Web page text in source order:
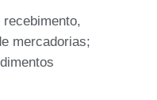
mercadorias;